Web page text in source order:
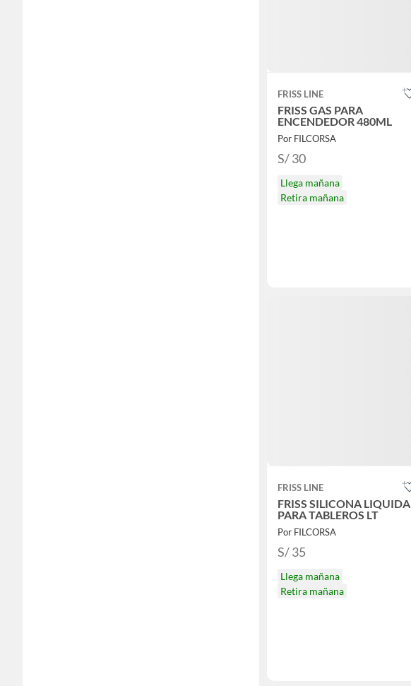
FRISS LINE
FRISS GAS PARA
ENCENDEDOR 480ML
Por FILCORSA
S/ 30
Llega mañana
Retira mañana
FRISS LINE
FRISS SILICONA LIQUIDA
PARA TABLEROS LT
Por FILCORSA
S/ 35
Llega mañana
Retira mañana